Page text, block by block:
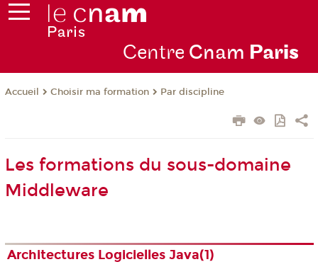
Centre Cnam Paris
Accueil Choisir ma formation Par discipline
Les formations du sous-domaine
Middleware
Architectures Logicielles Java(1)